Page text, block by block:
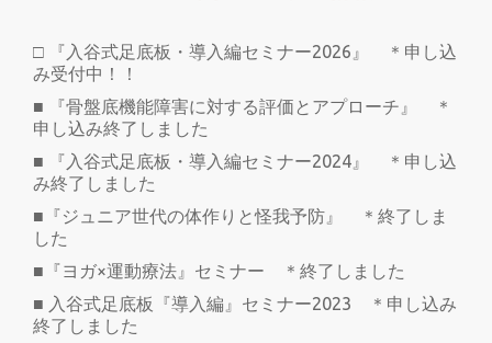
□ 『入谷式足底板・導入編セミナー2026』 ＊申し込
み受付中！！
■ 『骨盤底機能障害に対する評価とアプローチ』 ＊
申し込み終了しました
■ 『入谷式足底板・導入編セミナー2024』 ＊申し込
み終了しました
■『ジュニア世代の体作りと怪我予防』 ＊終了しま
した
■『ヨガ×運動療法』セミナー ＊終了しました
■ 入谷式足底板『導入編』セミナー2023 ＊申し込み
終了しました